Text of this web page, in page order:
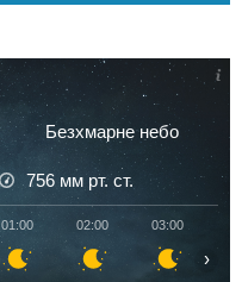
Безхмарне небо
756 мм рт. ст.
01:00 02:00 03:00
›